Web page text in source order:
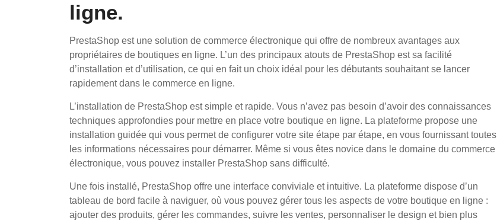
ligne.
PrestaShop est une solution de commerce électronique qui offre de nombreux avantages aux
propriétaires de boutiques en ligne. L’un des principaux atouts de PrestaShop est sa facilité
d’installation et d’utilisation, ce qui en fait un choix idéal pour les débutants souhaitant se lancer
rapidement dans le commerce en ligne.
L’installation de PrestaShop est simple et rapide. Vous n’avez pas besoin d’avoir des connaissances
techniques approfondies pour mettre en place votre boutique en ligne. La plateforme propose une
installation guidée qui vous permet de configurer votre site étape par étape, en vous fournissant toutes
les informations nécessaires pour démarrer. Même si vous êtes novice dans le domaine du commerce
électronique, vous pouvez installer PrestaShop sans difficulté.
Une fois installé, PrestaShop offre une interface conviviale et intuitive. La plateforme dispose d’un
tableau de bord facile à naviguer, où vous pouvez gérer tous les aspects de votre boutique en ligne :
ajouter des produits, gérer les commandes, suivre les ventes, personnaliser le design et bien plus